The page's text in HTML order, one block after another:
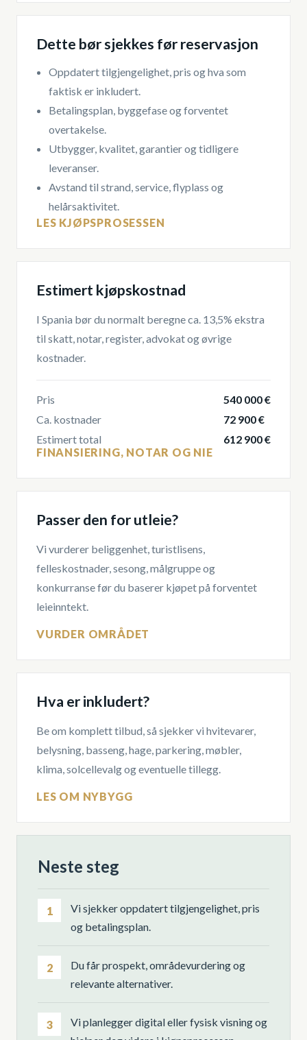
Dette bør sjekkes før reservasjon
Oppdatert tilgjengelighet, pris og hva som
faktisk er inkludert.
Betalingsplan, byggefase og forventet
overtakelse.
Utbygger, kvalitet, garantier og tidligere
leveranser.
Avstand til strand, service, flyplass og
helårsaktivitet.
LES KJØPSPROSESSEN
Estimert kjøpskostnad
I Spania bør du normalt beregne ca. 13,5% ekstra
til skatt, notar, register, advokat og øvrige
kostnader.
Pris
540 000 €
Ca. kostnader
72 900 €
Estimert total
612 900 €
FINANSIERING, NOTAR OG NIE
Passer den for utleie?
Vi vurderer beliggenhet, turistlisens,
felleskostnader, sesong, målgruppe og
konkurranse før du baserer kjøpet på forventet
leieinntekt.
VURDER OMRÅDET
Hva er inkludert?
Be om komplett tilbud, så sjekker vi hvitevarer,
belysning, basseng, hage, parkering, møbler,
klima, solcellevalg og eventuelle tillegg.
LES OM NYBYGG
Neste steg
1
Vi sjekker oppdatert tilgjengelighet, pris
og betalingsplan.
2
Du får prospekt, områdevurdering og
relevante alternativer.
3
Vi planlegger digital eller fysisk visning og